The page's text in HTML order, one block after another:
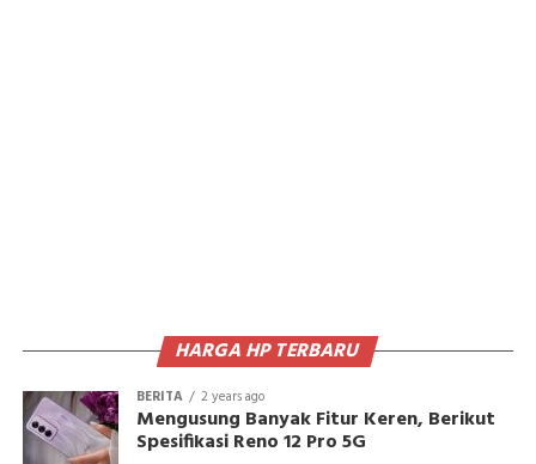
HARGA HP TERBARU
BERITA 2 years ago
Mengusung Banyak Fitur Keren, Berikut
Spesifikasi Reno 12 Pro 5G